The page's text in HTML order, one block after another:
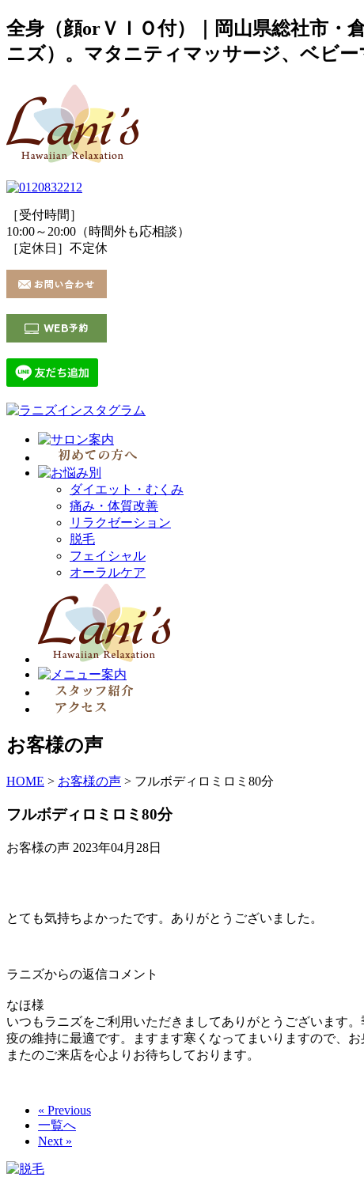
全身（顔orＶＩＯ付）｜岡山県総社市・
ニズ）。マタニティマッサージ、ベビー
［受付時間］
10:00～20:00（時間外も応相談）
［定休日］不定休
ダイエット・むくみ
痛み・体質改善
リラクゼーション
脱毛
フェイシャル
オーラルケア
お客様の声
HOME > お客様の声 > フルボディロミロミ80分
フルボディロミロミ80分
お客様の声 2023年04月28日
とても気持ちよかったです。ありがとうございました。
ラニズからの返信コメント
なほ様
いつもラニズをご利用いただきましてありがとうございます
疫の維持に最適です。ますます寒くなってまいりますので、お
またのご来店を心よりお待ちしております。
« Previous
一覧へ
Next »